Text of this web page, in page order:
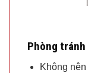
Phòng
Không